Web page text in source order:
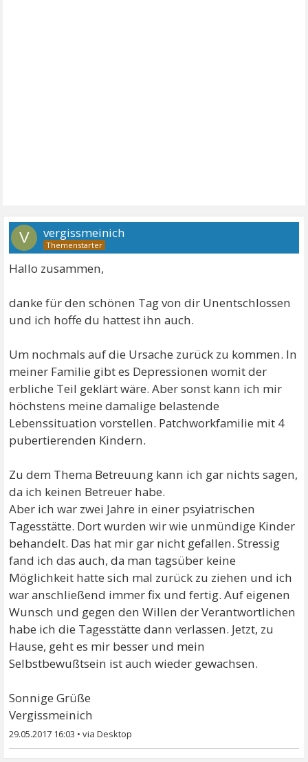
V vergissmeinich
Hallo zusammen,
danke für den schönen Tag von dir Unentschlossen
und ich hoffe du hattest ihn auch.
Um nochmals auf die Ursache zurück zu kommen. In
meiner Familie gibt es Depressionen womit der
erbliche Teil geklärt wäre. Aber sonst kann ich mir
höchstens meine damalige belastende
Lebenssituation vorstellen. Patchworkfamilie mit 4
pubertierenden Kindern.
Zu dem Thema Betreuung kann ich gar nichts sagen,
da ich keinen Betreuer habe.
Aber ich war zwei Jahre in einer psyiatrischen
Tagesstätte. Dort wurden wir wie unmündige Kinder
behandelt. Das hat mir gar nicht gefallen. Stressig
fand ich das auch, da man tagsüber keine
Möglichkeit hatte sich mal zurück zu ziehen und ich
war anschließend immer fix und fertig. Auf eigenen
Wunsch und gegen den Willen der Verantwortlichen
habe ich die Tagesstätte dann verlassen. Jetzt, zu
Hause, geht es mir besser und mein
Selbstbewußtsein ist auch wieder gewachsen.
Sonnige Grüße
Vergissmeinich
29.05.2017 16:03 •